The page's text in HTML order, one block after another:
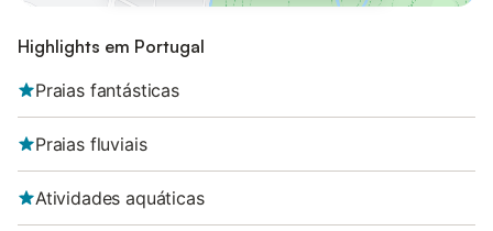
Highlights em Portugal
Praias fantásticas
Praias fluviais
Atividades aquáticas